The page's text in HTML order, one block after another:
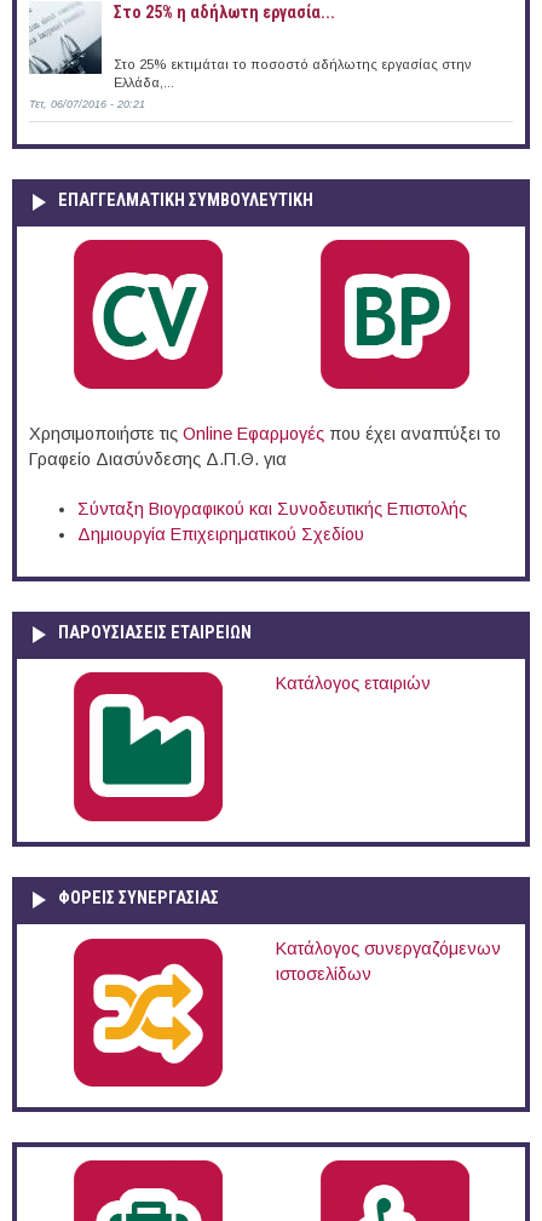
Στο 25% η αδήλωτη εργασία...
Στο 25% εκτιμάται το ποσοστό αδήλωτης εργασίας στην
Ελλάδα,...
Τετ, 06/07/2016 - 20:21
ΕΠΑΓΓΕΛΜΑΤΙΚΉ ΣΥΜΒΟΥΛΕΥΤΙΚΉ
Χρησιμοποιήστε τις Online Eφαρμογές που έχει αναπτύξει το
Γραφείο Διασύνδεσης Δ.Π.Θ. για
Σύνταξη Βιογραφικού και Συνοδευτικής Επιστολής
Δημιουργία Επιχειρηματικού Σχεδίου
ΠΑΡΟΥΣΙΆΣΕΙΣ ΕΤΑΙΡΕΙΏΝ
Κατάλογος εταιριών
ΦΟΡΕΙΣ ΣΥΝΕΡΓΑΣΙΑΣ
Κατάλογος συνεργαζόμενων
ιστοσελίδων